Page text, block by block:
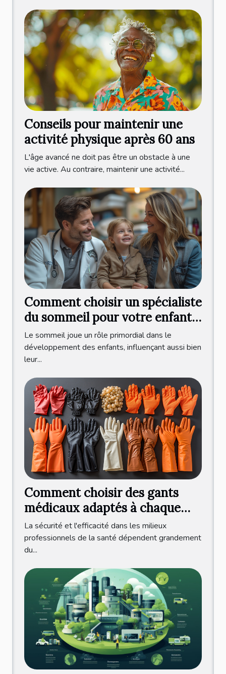
Conseils pour maintenir une
activité physique après 60 ans
L'âge avancé ne doit pas être un obstacle à une
vie active. Au contraire, maintenir une activité...
Comment choisir un spécialiste
du sommeil pour votre enfant :
critères et bénéfices d'une
consultation professionnelle
Le sommeil joue un rôle primordial dans le
développement des enfants, influençant aussi bien
leur...
Comment choisir des gants
médicaux adaptés à chaque
pratique professionnelle ?
La sécurité et l'efficacité dans les milieux
professionnels de la santé dépendent grandement
du...